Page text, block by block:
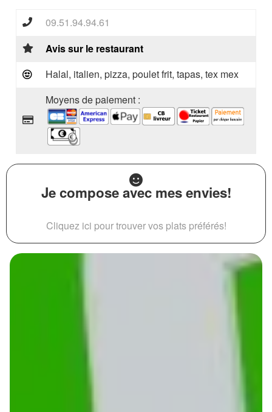
09.51.94.94.61
Avis sur le restaurant
Halal, italien, pizza, poulet frit, tapas, tex mex
Moyens de paiement :
Je compose avec mes envies!
Cliquez ici pour trouver vos plats préférés!